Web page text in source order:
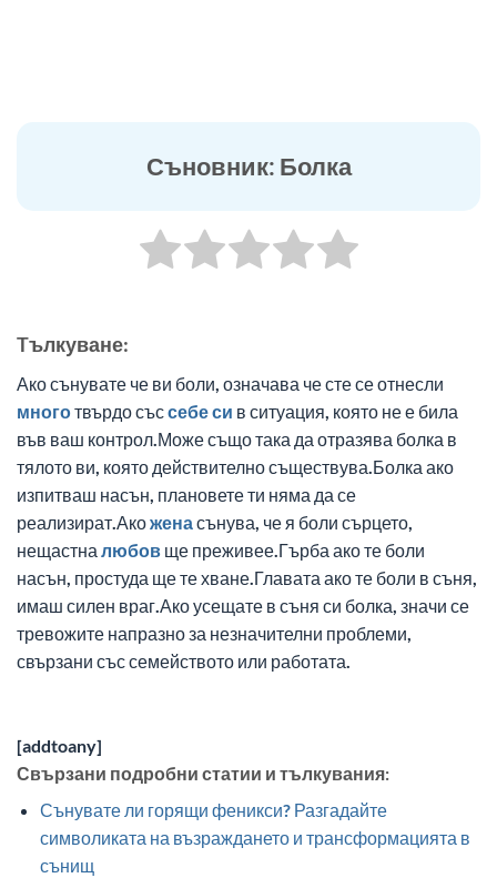
Съновник: Болка
Tълкуване:
Ако сънувате че ви боли, означава че сте се отнесли
многотвърдо съссебе си в ситуация, която не е била
във ваш контрол.Може също така да отразява болка в
тялото ви, която действително съществува.Болка ако
изпитваш насън, плановете ти няма да се
реализират.Акоженасънува, че я боли сърцето,
нещастна любов ще преживее.Гърба ако те боли
насън, простуда ще те хване.Главата ако те боли в съня,
имаш силен враг.Ако усещате в съня си болка, значи се
тревожите напразно за незначителни проблеми,
свързани със семейството или работата.
[addtoany]
Свързани подробни статии и тълкувания:
Сънувате ли горящи феникси? Разгадайте
символиката на възраждането и трансформацията в
сънищ